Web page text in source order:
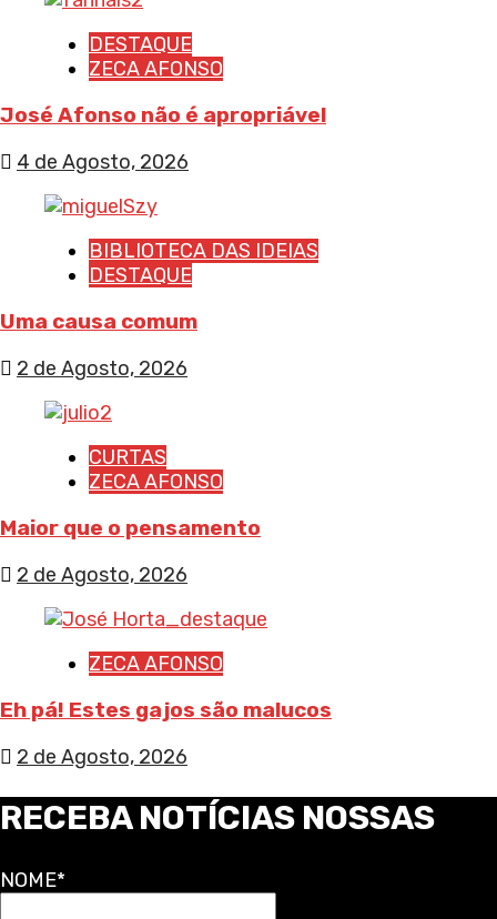
DESTAQUE
ZECA AFONSO
José Afonso não é apropriável
4 de Agosto, 2026
BIBLIOTECA DAS IDEIAS
DESTAQUE
Uma causa comum
2 de Agosto, 2026
CURTAS
ZECA AFONSO
Maior que o pensamento
2 de Agosto, 2026
ZECA AFONSO
Eh pá! Estes gajos são malucos
2 de Agosto, 2026
RECEBA NOTÍCIAS NOSSAS
NOME*